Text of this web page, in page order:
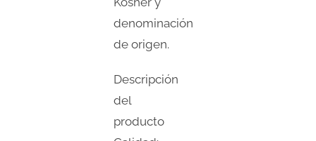
denominación
de origen.
Descripción
del
producto